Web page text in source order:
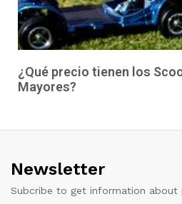
¿Qué precio tienen los
Mayores?
Newsletter
Subcribe to get information about